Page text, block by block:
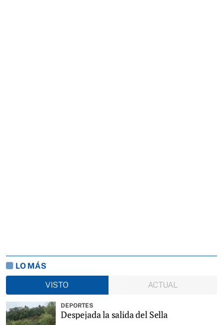
LO MÁS
VISTO
ACTUAL
DEPORTES
Despejada la salida del Sella